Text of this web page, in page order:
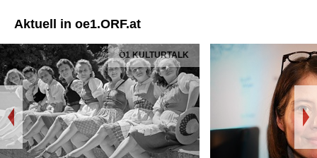
Aktuell in oe1.ORF.at
Ö1 KULTURTALK